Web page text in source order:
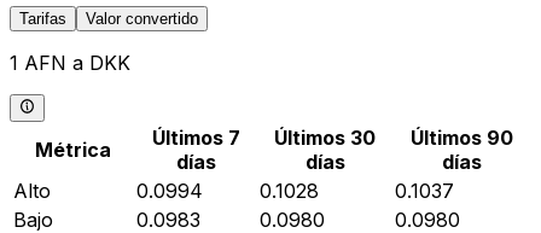
Tarifas Valor convertido
1 AFN a DKK
Métrica
Últimos 7
días
Últimos 30
días
Últimos 90
días
Alto
0.0994 0.1028
0.1037
Bajo
0.0983 0.0980
0.0980